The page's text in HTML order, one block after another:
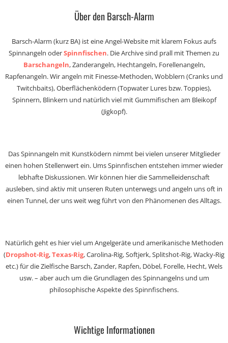
Über den Barsch-Alarm
Barsch-Alarm (kurz BA) ist eine Angel-Website mit klarem Fokus aufs
Spinnangeln oderSpinnfischen. Die Archive sind prall mit Themen zu
Barschangeln, Zanderangeln, Hechtangeln, Forellenangeln,
Rapfenangeln. Wir angeln mit Finesse-Methoden, Wobblern (Cranks und
Twitchbaits), Oberflächenködern (Topwater Lures bzw. Toppies),
Spinnern, Blinkern und natürlich viel mit Gummifischen am Bleikopf
(Jigkopf).
Das Spinnangeln mit Kunstködern nimmt bei vielen unserer Mitglieder
einen hohen Stellenwert ein. Ums Spinnfischen entstehen immer wieder
lebhafte Diskussionen. Wir können hier die Sammelleidenschaft
ausleben, sind aktiv mit unseren Ruten unterwegs und angeln uns oft in
einen Tunnel, der uns weit weg führt von den Phänomenen des Alltags.
Natürlich geht es hier viel um Angelgeräte und amerikanische Methoden
(Dropshot-Rig,Texas-Rig, Carolina-Rig, Softjerk, Splitshot-Rig, Wacky-Rig
etc.) für die Zielfische Barsch, Zander, Rapfen, Döbel, Forelle, Hecht, Wels
usw. – aber auch um die Grundlagen des Spinnangelns und um
philosophische Aspekte des Spinnfischens.
Wichtige Informationen